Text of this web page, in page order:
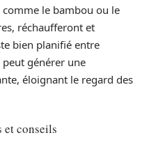
le bambou ou le
réchaufferont et
bien planifié entre
générer une
éloignant le regard des
et conseils